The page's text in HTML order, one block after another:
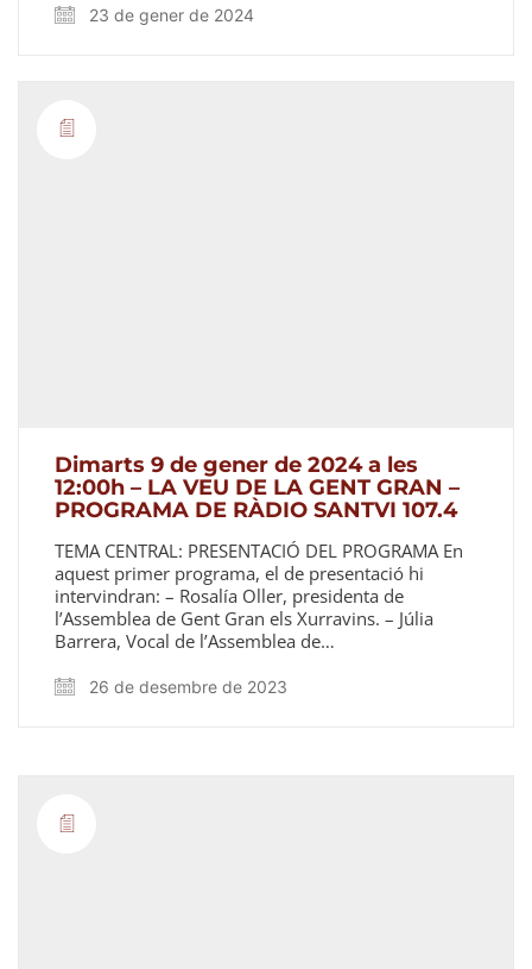
23 de gener de 2024
Dimarts 9 de gener de 2024 a les
12:00h – LA VEU DE LA GENT GRAN –
PROGRAMA DE RÀDIO SANTVI 107.4
TEMA CENTRAL: PRESENTACIÓ DEL PROGRAMA En
aquest primer programa, el de presentació hi
intervindran: – Rosalía Oller, presidenta de
l’Assemblea de Gent Gran els Xurravins. – Júlia
Barrera, Vocal de l’Assemblea de…
26 de desembre de 2023